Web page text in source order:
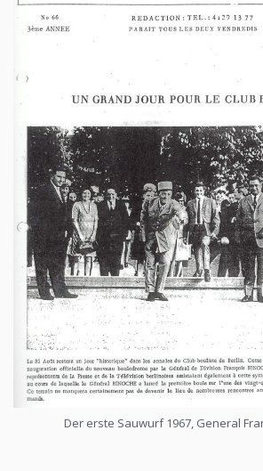
Der erste Sauwurf 1967, General